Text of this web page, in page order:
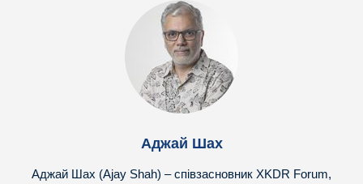
Аджай Шах
Аджай Шах (Ajay Shah) – співзасновник XKDR Forum,